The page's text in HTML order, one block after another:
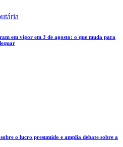
em vigor em 3 de agosto: o que muda para
o lucro presumido e amplia debate sobre a